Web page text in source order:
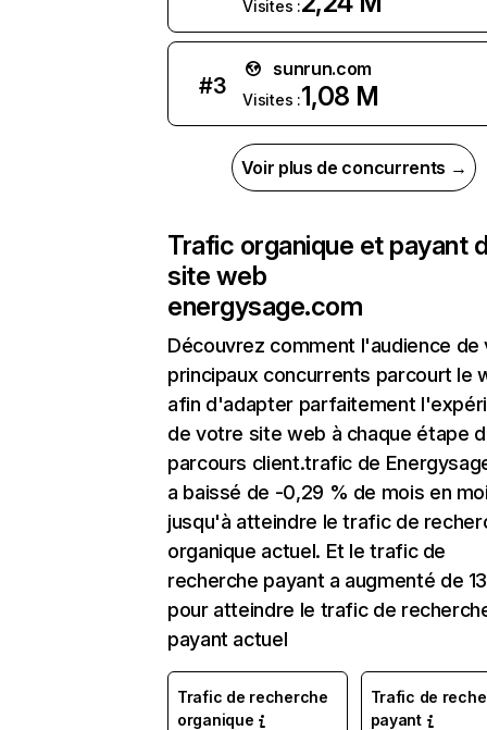
Visites :
#3
sunrun.com
Visites :1,08 M
Voir plus de concurrents →
Trafic organique et payant
site web
energysage.com
Découvrez comment l'audience de
principaux concurrents parcourt le
afin d'adapter parfaitement
de votre site web à chaque étape
parcours client.trafic de
a baissé de -0,29 % de mois en
jusqu'à atteindre le trafic de
organique actuel. Et le trafic de
recherche payant a augmenté de
pour atteindre le trafic de
payant actuel
Trafic de recherche
organique
Trafic de
payant